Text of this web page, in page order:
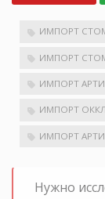
ИМПОРТ
ИМПОРТ
ИМПОРТ
ИМПОРТ
ИМПОРТ
Нужно